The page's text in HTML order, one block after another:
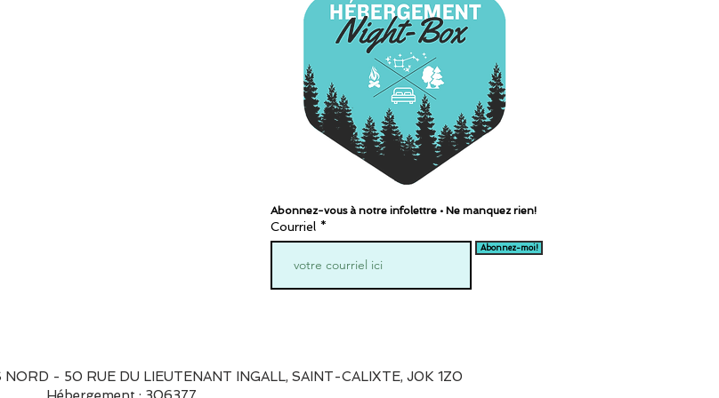
Abonnez-vous à notre infolettre • Ne manquez rien!
Courriel
Abonnez-moi!
- 50 RUE DU LIEUTENANT INGALL, SAINT-CALIXTE, J0K 1Z0